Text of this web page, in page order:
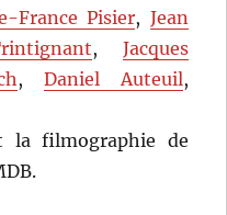
France Pisier, Jean
, Jacques
, Daniel Auteuil,
filmographie de